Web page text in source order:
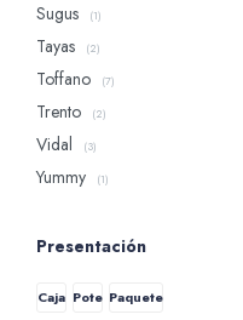
Sugus (1)
Tayas (2)
Toffano (7)
Trento (2)
Vidal (3)
Yummy (1)
Presentación
Caja Pote Paquete